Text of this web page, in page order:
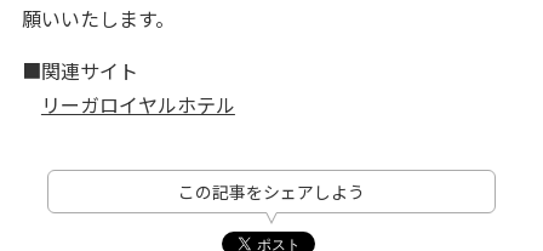
願いいたします。
■関連サイト
リーガロイヤルホテル
この記事をシェアしよう